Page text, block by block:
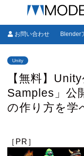
お問い合わせ Blender
Unity
【無料】
Samples」公
の作り方を学
［PR］